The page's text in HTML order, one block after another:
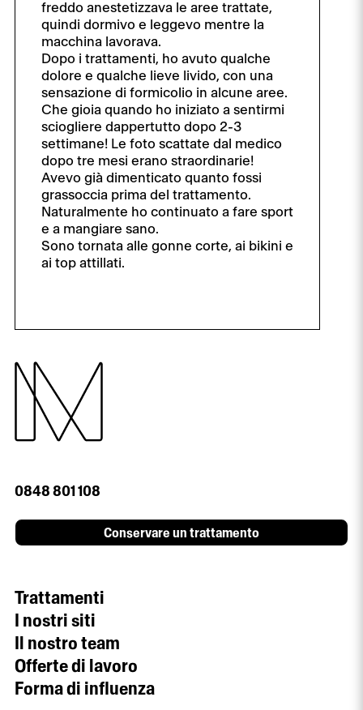
freddo anestetizzava le aree trattate,
quindi dormivo e leggevo mentre la
macchina lavorava.
Dopo i trattamenti, ho avuto qualche
dolore e qualche lieve livido, con una
sensazione di formicolio in alcune aree.
Che gioia quando ho iniziato a sentirmi
sciogliere dappertutto dopo 2-3
settimane! Le foto scattate dal medico
dopo tre mesi erano straordinarie!
Avevo già dimenticato quanto fossi
grassoccia prima del trattamento.
Naturalmente ho continuato a fare sport
e a mangiare sano.
Sono tornata alle gonne corte, ai bikini e
ai top attillati.
0848 801 108
Conservare un trattamento
Trattamenti
I nostri siti
Il nostro team
Offerte di lavoro
Forma di influenza